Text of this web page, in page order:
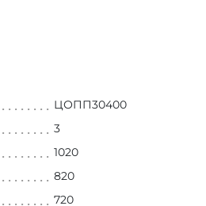
ЦОПП30400
3
1020
820
720